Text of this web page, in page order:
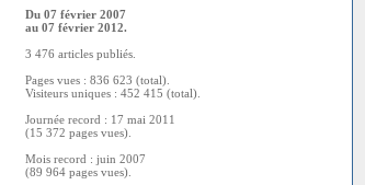
Du 07 février 2007
au 07 février 2012.
3 476 articles publiés.
Pages vues : 836 623 (total).
Visiteurs uniques : 452 415 (total).
Journée record : 17 mai 2011
(15 372 pages vues).
Mois record : juin 2007
(89 964 pages vues).